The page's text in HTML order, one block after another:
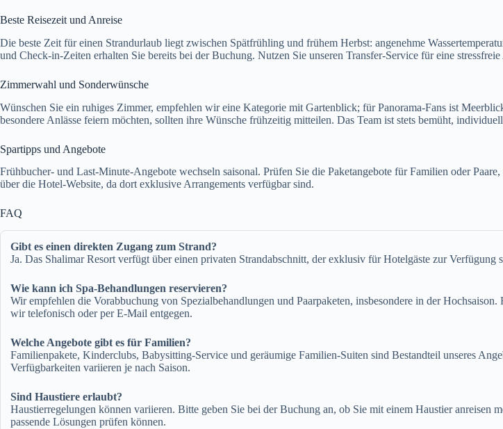
Beste Reisezeit und Anreise
Die beste Zeit für einen Strandurlaub liegt zwischen Spätfrühling und frühem Herbst: angenehme
und Check-in-Zeiten erhalten Sie bereits bei der Buchung. Nutzen Sie unseren Transfer-Service für eine
Zimmerwahl und Sonderwünsche
Wünschen Sie ein ruhiges Zimmer, empfehlen wir eine Kategorie mit Gartenblick; für Panorama-Fans ist
besondere Anlässe feiern möchten, sollten ihre Wünsche frühzeitig mitteilen. Das Team ist stets bemüht,
Spartipps und Angebote
Frühbucher- und Last-Minute-Angebote wechseln saisonal. Prüfen Sie die Paketangebote für Familien oder
über die Hotel-Website, da dort exklusive Arrangements verfügbar sind.
FAQ
Gibt es einen direkten Zugang zum Strand?
Ja. Das Shalimar Resort verfügt über einen privaten Strandabschnitt, der exklusiv für Hotelgäste zur Verfügung
Wie kann ich Spa-Behandlungen reservieren?
Wir empfehlen die Vorabbuchung von Spezialbehandlungen und Paarpaketen, insbesondere in der Hochsaison.
wir telefonisch oder per E-Mail entgegen.
Welche Angebote gibt es für Familien?
Familienpakete, Kinderclubs, Babysitting-Service und geräumige Familien-Suiten sind Bestandteil unseres
Verfügbarkeiten variieren je nach Saison.
Sind Haustiere erlaubt?
Haustierregelungen können variieren. Bitte geben Sie bei der Buchung an, ob Sie mit einem Haustier anreisen
passende Lösungen prüfen können.